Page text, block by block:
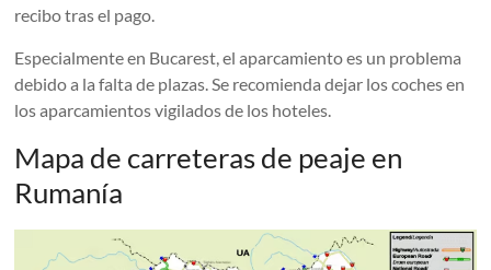
recibo tras el pago.
Especialmente en Bucarest, el aparcamiento es un problema
debido a la falta de plazas. Se recomienda dejar los coches en
los aparcamientos vigilados de los hoteles.
Mapa de carreteras de peaje en
Rumanía